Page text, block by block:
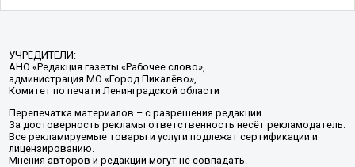
УЧРЕДИТЕЛИ:
АНО «Редакция газеты «Рабочее слово»,
администрация МО «Город Пикалёво»,
Комитет по печати Ленинградской области
Перепечатка материалов – с разрешения редакции.
За достоверность рекламы ответственность несёт рекламодатель.
Все рекламируемые товары и услуги подлежат сертификации и
лицензированию.
Мнения авторов и редакции могут не совпадать.